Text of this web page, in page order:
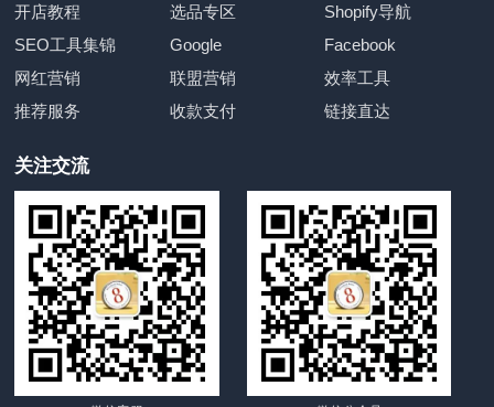
开店教程
选品专区
Shopify导航
SEO工具集锦
Google
Facebook
网红营销
联盟营销
效率工具
推荐服务
收款支付 链接直达
关注交流